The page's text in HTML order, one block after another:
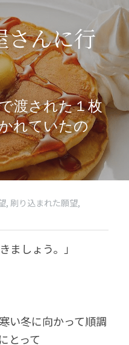
さんに行
渡された１枚
れていたの
, 刷り込まれた願望,
ましょう。」
い冬に向かって順調
とって